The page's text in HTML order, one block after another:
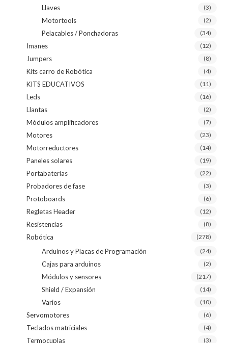
Llaves (3)
Motortools (2)
Pelacables / Ponchadoras (34)
Imanes (12)
Jumpers (8)
Kits carro de Robótica (4)
KITS EDUCATIVOS (11)
Leds (16)
Llantas (2)
Módulos amplificadores (7)
Motores (23)
Motorreductores (14)
Paneles solares (19)
Portabaterias (22)
Probadores de fase (3)
Protoboards (6)
Regletas Header (12)
Resistencias (8)
Robótica (278)
Arduinos y Placas de Programación (24)
Cajas para arduinos (2)
Módulos y sensores (217)
Shield / Expansión (14)
Varios (10)
Servomotores (6)
Teclados matriciales (4)
Termocuplas (3)